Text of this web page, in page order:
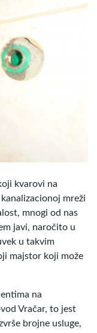
kvarovi na
mreži
mnogi od nas
javi, naročito u
u takvim
majstor koji može
na
Vračar, to jest
brojne usluge,